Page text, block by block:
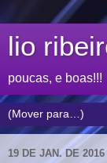
lio
poucas, e boas!!!
19 DE JAN. DE 2016